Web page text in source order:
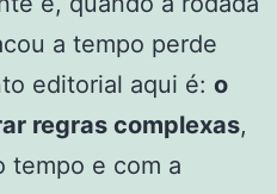
a tempo perde
editorial aqui é: o
regras complexas,
tempo e com a